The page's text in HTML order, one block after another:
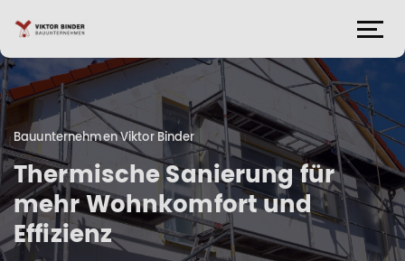
Bauunternehmen Viktor Binder
Thermische Sanierung für
mehr Wohnkomfort und
Effizienz